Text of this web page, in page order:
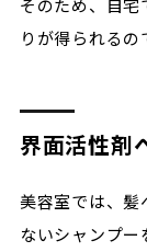
そのため、自
りが得られるの
界面活性剤
美容室では、髪
ないシャンプー